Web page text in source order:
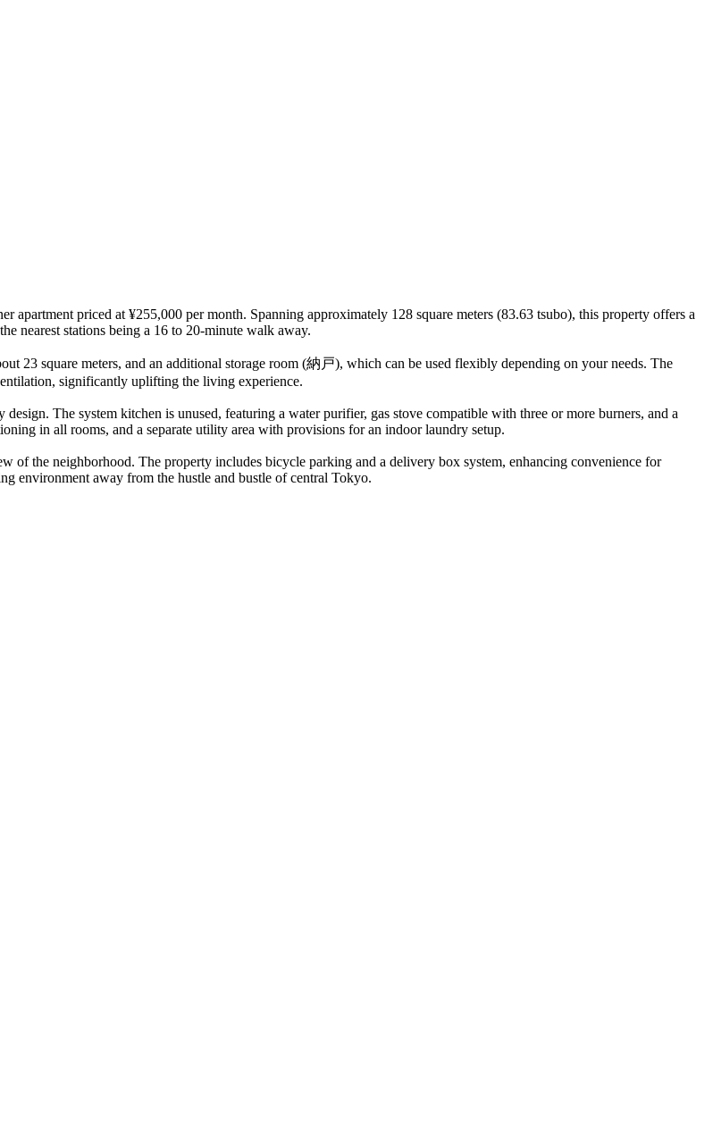
priced at ¥255,000 per month. Spanning approximately 128 square meters (83.63 tsubo), this property offers a
nearest stations being a 16 to 20-minute walk away.
23 square meters, and an additional storage room (納戸), which can be used flexibly depending on your needs. The
significantly uplifting the living experience.
The system kitchen is unused, featuring a water purifier, gas stove compatible with three or more burners, and a
in all rooms, and a separate utility area with provisions for an indoor laundry setup.
of the neighborhood. The property includes bicycle parking and a delivery box system, enhancing convenience for
environment away from the hustle and bustle of central Tokyo.